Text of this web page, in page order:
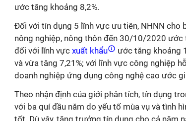
ước tăng khoảng 8,2%.
Đối với tín dụng 5 lĩnh vực ưu tiên, NHNN cho
nông nghiệp, nông thôn đến 30/10/2020 ước
đối với lĩnh vực xuất khẩu
ước tăng khoảng
và vừa tăng 7,21%; với lĩnh vực công nghiệp
doanh nghiệp ứng dụng công nghệ cao ước
Theo nhận định của giới phân tích, tín dụng
với ba quí đầu năm do yếu tố mùa vụ và tình
tốt. Dù vậy, tăng trưởng tín dụng cho cả năm